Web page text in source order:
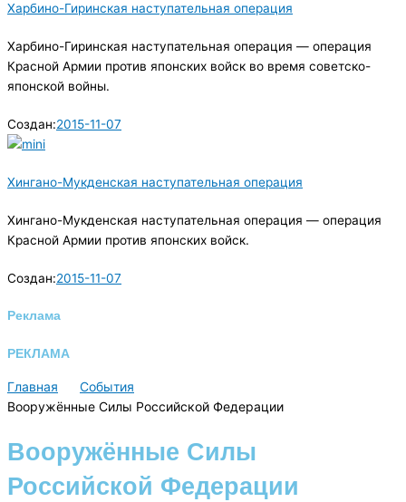
Харбино-Гиринская наступательная операция
Харбино-Гиринская наступательная операция — операция
Красной Армии против японских войск во время советско-
японской войны.
Создан:2015-11-07
Хингано-Мукденская наступательная операция
Хингано-Мукденская наступательная операция — операция
Красной Армии против японских войск.
Создан:2015-11-07
Реклама
РЕКЛАМА
Главная
События
Вооружённые Силы Российской Федерации
Вооружённые Силы
Российской Федерации